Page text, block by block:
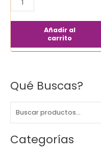
Qué Buscas?
B
c
a
Categorías
Añadir al
carrito